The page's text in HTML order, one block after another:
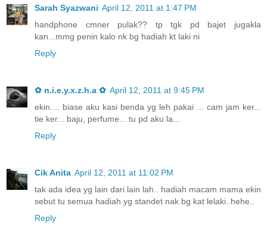
Sarah Syazwani April 12, 2011 at 1:47 PM
handphone cmner pulak?? tp tgk pd bajet jugakla
kan...mmg penin kalo nk bg hadiah kt laki ni
Reply
✿ n.i.e.y.x.z.h.a ✿ April 12, 2011 at 9:45 PM
ekin.... biase aku kasi benda yg leh pakai ... cam jam ker...
tie ker... baju, perfume... tu pd aku la...
Reply
Cik Anita April 12, 2011 at 11:02 PM
tak ada idea yg lain dari lain lah.. hadiah macam mama ekin
sebut tu semua hadiah yg standet nak bg kat lelaki..hehe..
Reply